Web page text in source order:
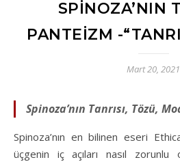
SPINOZA’NIN
PANTEIZM -
Mart 20, 2021
Spinoza’nın Tanrısı, Tözü,
Spinoza’nın en bilinen eseri Ethica’dır. O’nun Ethica’sı bir
üçgenin iç açıları nasıl